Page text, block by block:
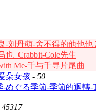
-刘丹萌-舍不得的他他他
也_Crabbit-Cole先生
Me-千与千寻片尾曲
朵女孩 - 50
めぐる季節-季節的迴轉-
45317